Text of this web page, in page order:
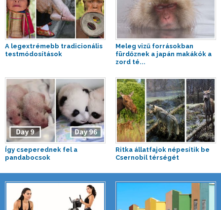
A legextrémebb tradicionális
testmódosítások
Meleg vizű forrásokban
fürdőznek a japán makákók a
zord té...
Így cseperednek fel a
pandabocsok
Ritka állatfajok népesítik be
Csernobil térségét